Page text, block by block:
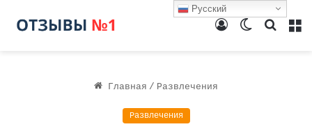
Поиск
Switch
Войти
Главная / Развлечения
Развлечения
Русский